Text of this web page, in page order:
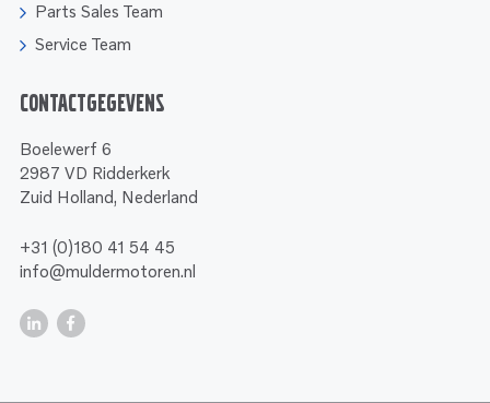
Parts Sales Team
Service Team
Contactgegevens
Boelewerf 6
2987 VD Ridderkerk
Zuid Holland, Nederland
+31 (0)180 41 54 45
info@muldermotoren.nl